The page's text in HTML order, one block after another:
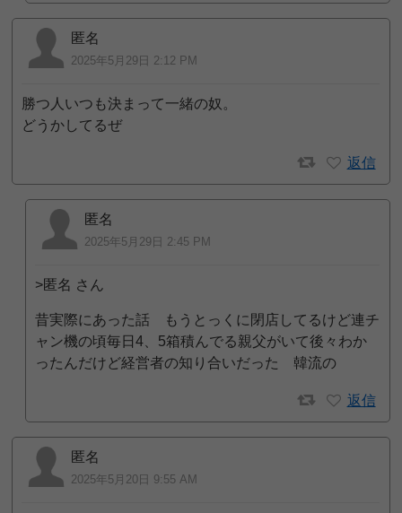
匿名
2025年5月29日 2:12 PM
勝つ人いつも決まって一緒の奴。
どうかしてるぜ
返信
匿名
2025年5月29日 2:45 PM
>匿名 さん
昔実際にあった話 もうとっくに閉店してるけど連チ
ャン機の頃毎日4、5箱積んでる親父がいて後々わか
ったんだけど経営者の知り合いだった 韓流の
返信
匿名
2025年5月20日 9:55 AM